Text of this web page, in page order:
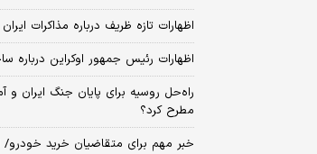
اظهارات تازه ظریف درباره مذاکرات
اظهارات رئیس جمهور اوکراین
راه‌حل روسیه برای پایان جنگ ایران و
مطرح کرد؟
خبر مهم برای متقاضیان خرید خودرو/ این خودرو ۸۰